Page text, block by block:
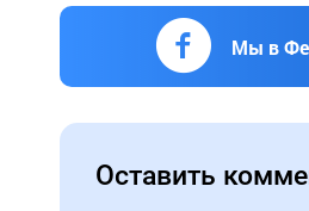
Мы в
Оставить